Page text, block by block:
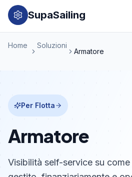
SupaSailing
Home Soluzioni
Armatore
Per Flotta
Armatore
Visibilità self-service su